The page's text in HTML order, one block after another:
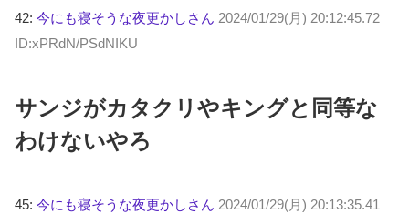
42: 今にも寝そうな夜更かしさん 2024/01/29(月) 20:12:45.72
ID:xPRdN/PSdNIKU
サンジがカタクリやキングと同等な
わけないやろ
45: 今にも寝そうな夜更かしさん 2024/01/29(月) 20:13:35.41